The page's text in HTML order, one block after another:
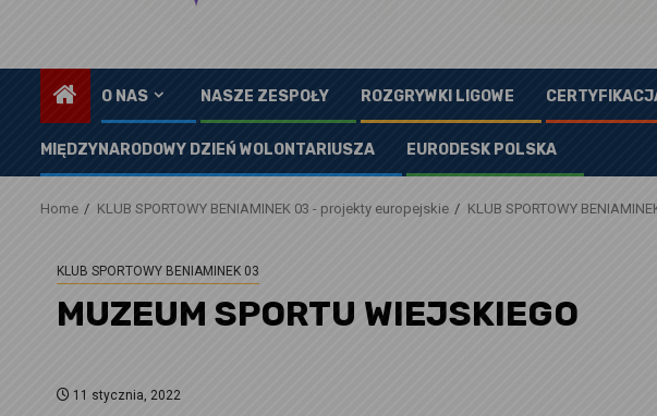
O NAS NASZE ZESPOŁY ROZGRYWKI LIGOWE
MIĘDZYNARODOWY DZIEŃ WOLONTARIUSZA EURODESK POLSKA
Home KLUB SPORTOWY BENIAMINEK 03 - projekty europejskie KLUB SPORTOWY
KLUB SPORTOWY BENIAMINEK 03
MUZEUM SPORTU WIEJSKIEGO
11 stycznia, 2022